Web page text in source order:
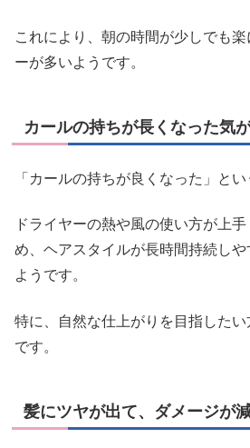
これにより、朝の時間が少しでも
ーが多いようです。
カールの持ちが長くなった気
「カールの持ちが良くなった」と
ドライヤーの熱や風の使い方が上
め、ヘアスタイルが長時間持続し
ようです。
特に、自然な仕上がりを目指した
です。
髪にツヤが出て、ダメージが